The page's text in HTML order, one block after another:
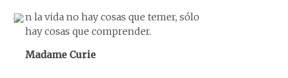
n la vida no hay cosas que temer, sólo
hay cosas que comprender.
Madame Curie